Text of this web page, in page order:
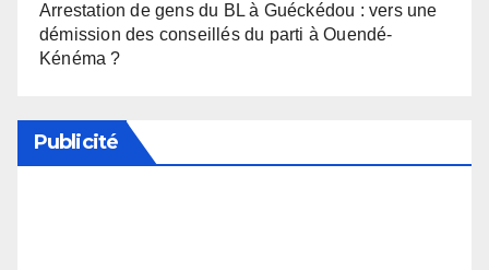
Arrestation de gens du BL à Guéckédou : vers une
démission des conseillés du parti à Ouendé-
Kénéma ?
Publicité